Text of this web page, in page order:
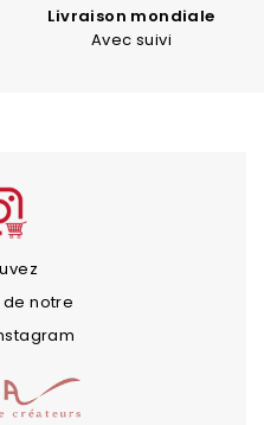
Livraison mondiale
Avec suivi
de notre